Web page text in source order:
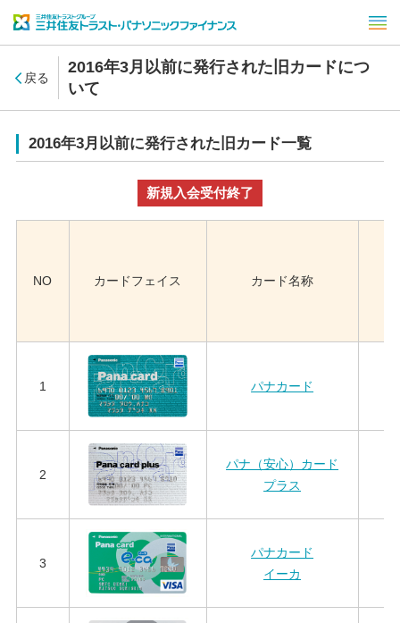
戻る
2016年3月以前に発行された旧カードにつ
いて
2016年3月以前に発行された旧カード一覧
新規入会受付終了
NO カードフェイス カード名称
1 パナカード
2
パナ（安心）カード
プラス
3
パナカード
イーカ